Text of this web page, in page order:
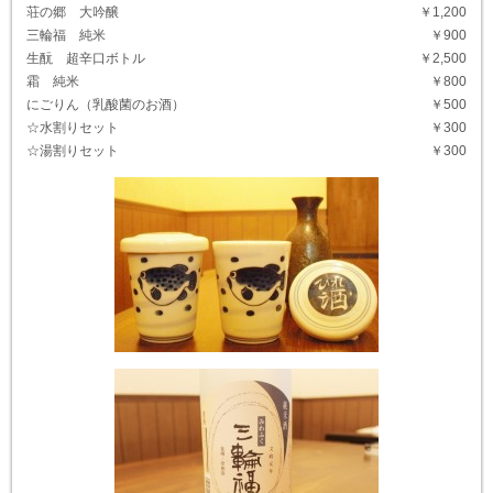
荘の郷 大吟醸
￥1,200
三輪福 純米
￥900
生酛 超辛口ボトル
￥2,500
霜 純米
￥800
にごりん（乳酸菌のお酒）
￥500
☆水割りセット
￥300
☆湯割りセット
￥300